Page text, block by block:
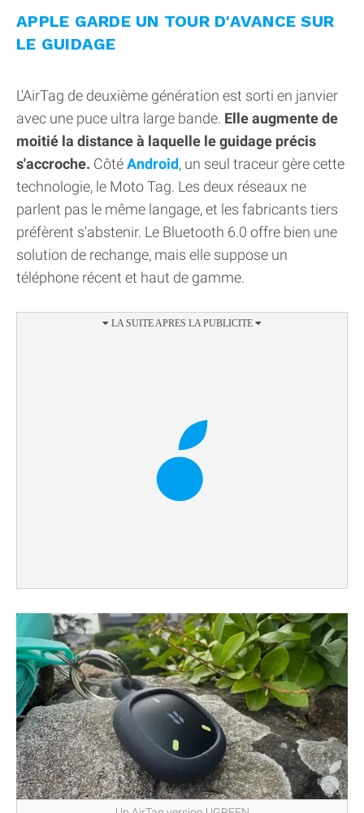
APPLE GARDE UN TOUR D'AVANCE SUR
LE GUIDAGE
L'AirTag de deuxième génération est sorti en janvier
avec une puce ultra large bande. Elle augmente de
moitié la distance à laquelle le guidage précis
s'accroche. CôtéAndroid, un seul traceur gère cette
technologie, le Moto Tag. Les deux réseaux ne
parlent pas le même langage, et les fabricants tiers
préfèrent s'abstenir. Le Bluetooth 6.0 offre bien une
solution de rechange, mais elle suppose un
téléphone récent et haut de gamme.